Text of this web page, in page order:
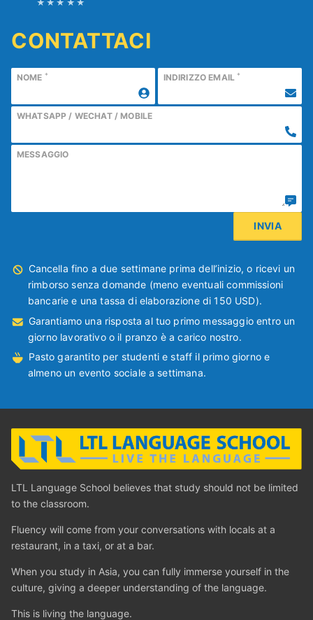
CONTATTACI
NOME * INDIRIZZO EMAIL *
WHATSAPP / WECHAT / MOBILE
MESSAGGIO
Cancella fino a due settimane prima dell’inizio, o ricevi un
rimborso senza domande (meno eventuali commissioni
bancarie e una tassa di elaborazione di 150 USD).
Garantiamo una risposta al tuo primo messaggio entro un
giorno lavorativo o il pranzo è a carico nostro.
Pasto garantito per studenti e staff il primo giorno e
almeno un evento sociale a settimana.
LTL Language School believes that study should not be limited
to the classroom.
Fluency will come from your conversations with locals at a
restaurant, in a taxi, or at a bar.
When you study in Asia, you can fully immerse yourself in the
culture, giving a deeper understanding of the language.
This is living the language.